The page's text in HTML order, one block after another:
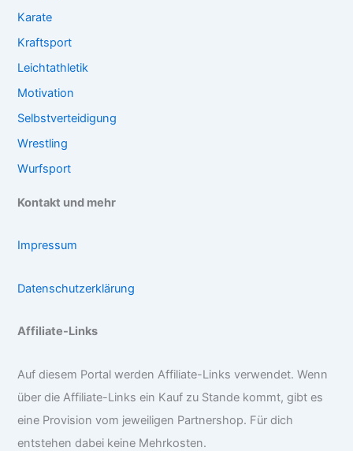
Karate
Kraftsport
Leichtathletik
Motivation
Selbstverteidigung
Wrestling
Wurfsport
Kontakt und mehr
Impressum
Datenschutzerklärung
Affiliate-Links
Auf diesem Portal werden Affiliate-Links verwendet. Wenn
über die Affiliate-Links ein Kauf zu Stande kommt, gibt es
eine Provision vom jeweiligen Partnershop. Für dich
entstehen dabei keine Mehrkosten.